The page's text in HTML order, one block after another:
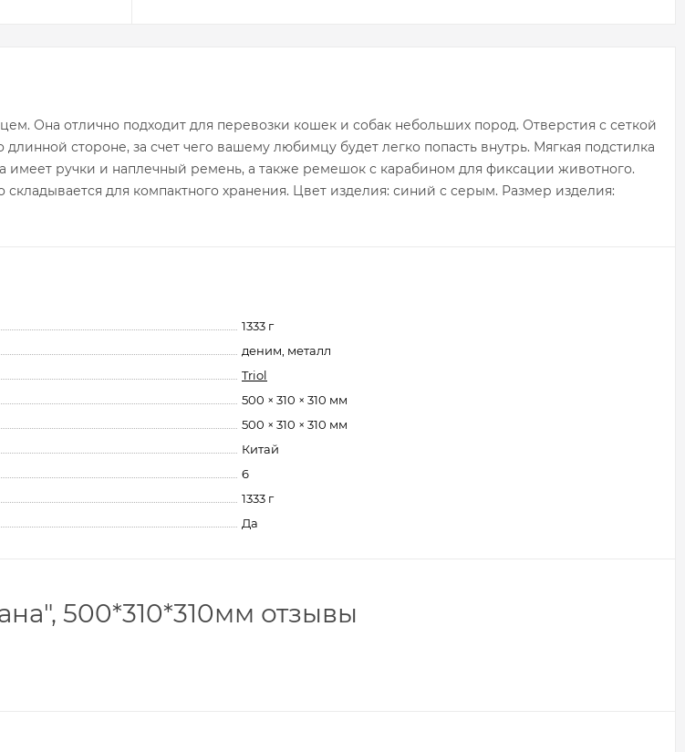
Она отлично подходит для перевозки кошек и собак небольших пород. Отверстия с сеткой
стороне, за счет чего вашему любимцу будет легко попасть внутрь. Мягкая подстилка
имеет ручки и наплечный ремень, а также ремешок с карабином для фиксации животного.
для компактного хранения. Цвет изделия: синий с серым. Размер изделия:
1333 г
деним, металл
Triol
500 × 310 × 310 мм
500 × 310 × 310 мм
Китай
6
1333 г
Да
500*310*310мм отзывы